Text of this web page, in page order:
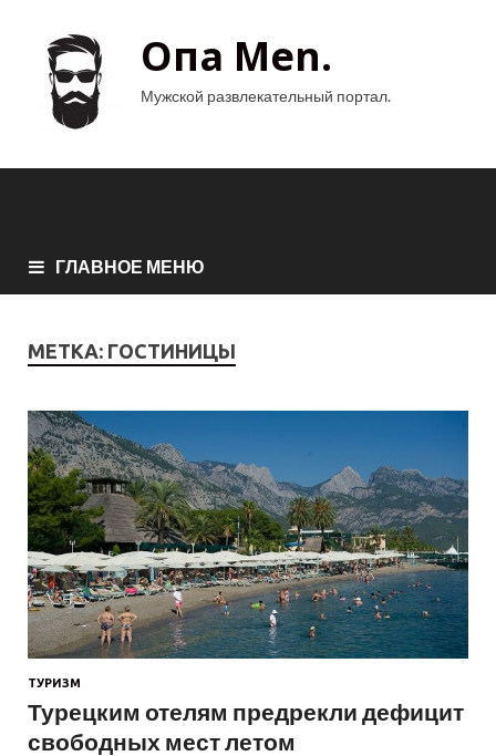
Опа Men.
Мужской развлекательный портал.
ГЛАВНОЕ МЕНЮ
МЕТКА: ГОСТИНИЦЫ
ТУРИЗМ
Турецким отелям предрекли дефицит
свободных мест летом